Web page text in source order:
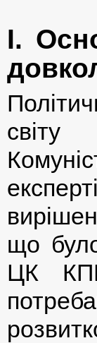
І.
світу
що
ЦК